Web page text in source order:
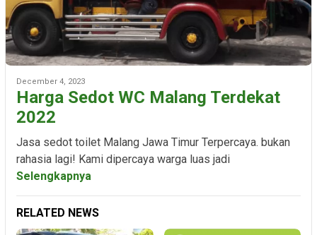
December 4, 2023
Harga Sedot WC Malang Terdekat
2022
Jasa sedot toilet Malang Jawa Timur Terpercaya. bukan
rahasia lagi! Kami dipercaya warga luas jadi
Selengkapnya
RELATED NEWS